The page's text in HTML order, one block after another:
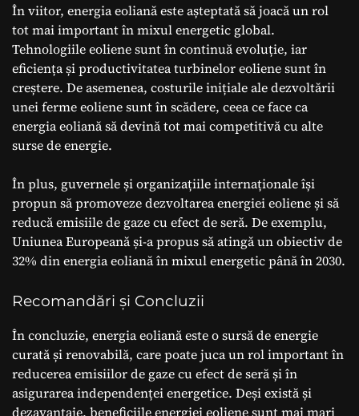
În viitor, energia eoliană este așteptată să joacă un rol
tot mai important în mixul energetic global.
Tehnologiile eoliene sunt în continuă evoluție, iar
eficiența și productivitatea turbinelor eoliene sunt în
creștere. De asemenea, costurile inițiale ale dezvoltării
unei ferme eoliene sunt în scădere, ceea ce face ca
energia eoliană să devină tot mai competitivă cu alte
surse de energie.
În plus, guvernele și organizațiile internaționale își
propun să promoveze dezvoltarea energiei eoliene și să
reducă emisiile de gaze cu efect de seră. De exemplu,
Uniunea Europeană și-a propus să atingă un obiectiv de
32% din energia eoliană în mixul energetic până în 2030.
Recomandări și Concluzii
În concluzie, energia eoliană este o sursă de energie
curată și renovabilă, care poate juca un rol important în
reducerea emisiilor de gaze cu efect de seră și în
asigurarea independenței energetice. Deși există și
dezavantaje, beneficiile energiei eoliene sunt mai mari